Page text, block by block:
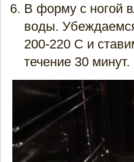
В форму с ногой
воды.
200-220 С и
течение 30 минут.